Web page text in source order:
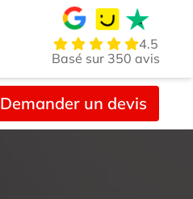
4.5
Basé sur 350 avis
Demander un devis